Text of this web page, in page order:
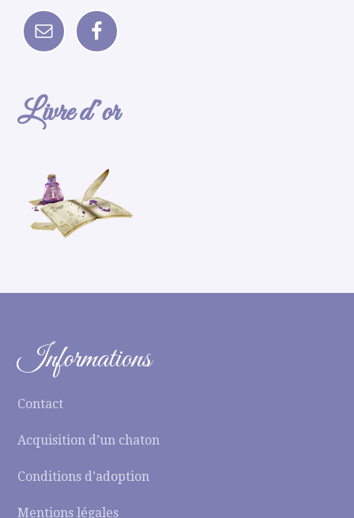
Livre d’or
Informations
Contact
Acquisition d’un chaton
Conditions d’adoption
Mentions légales